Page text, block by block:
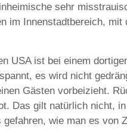
sehr
im Innenstadtbereich, mit
USA ist bei einem
es wird nicht
Gästen vorbeizieht.
Das gilt natürlich nicht,
wie man es von